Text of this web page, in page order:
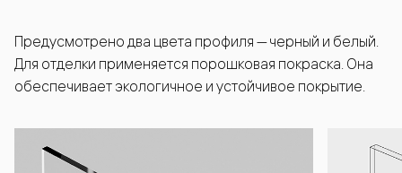
Предусмотрено два цвета профиля — черный и белый.
Для отделки применяется порошковая покраска. Она
обеспечивает экологичное и устойчивое покрытие.